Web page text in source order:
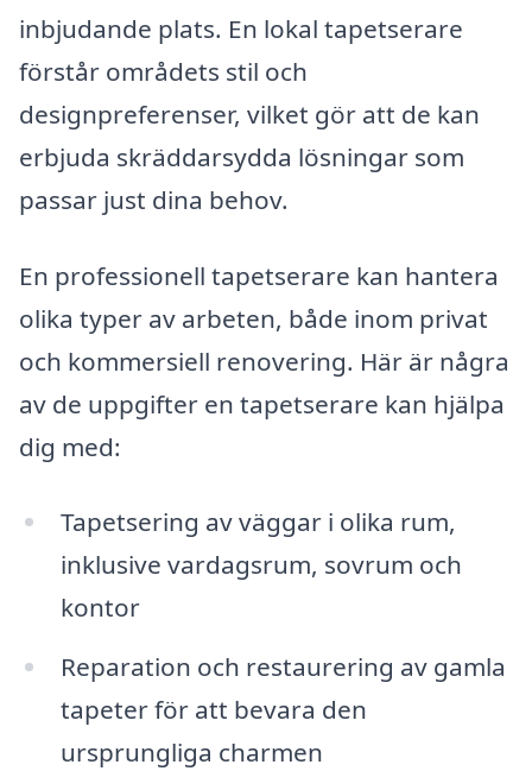
inbjudande plats. En lokal tapetserare
förstår områdets stil och
designpreferenser, vilket gör att de kan
erbjuda skräddarsydda lösningar som
passar just dina behov.
En professionell tapetserare kan hantera
olika typer av arbeten, både inom privat
och kommersiell renovering. Här är några
av de uppgifter en tapetserare kan hjälpa
dig med:
Tapetsering av väggar i olika rum,
inklusive vardagsrum, sovrum och
kontor
Reparation och restaurering av gamla
tapeter för att bevara den
ursprungliga charmen